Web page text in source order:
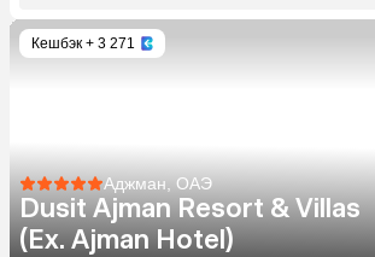
Кешбэк + 3 271
Аджман, ОАЭ
Dusit Ajman Resort & Villas
(Ex. Ajman Hotel)